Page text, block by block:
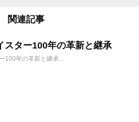
関連記事
スター100年の革新と継承
100年の革新と継承...